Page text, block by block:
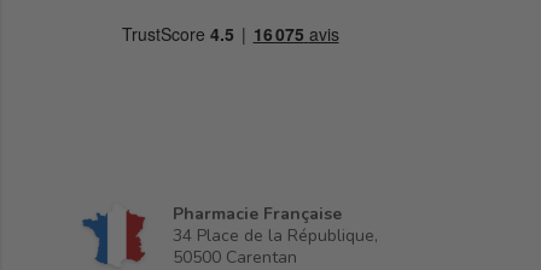
Pharmacie Française
34 Place de la République,
50500 Carentan